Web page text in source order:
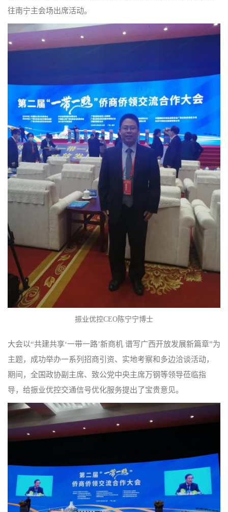
往南宁主会场出席活动。
振业优控CEO陈宁宁博士
大会以“共建共享‘一带一路’新商机 谱写广西开放发展新篇章”为
主题，成功举办一系列招商引资、实地考察和多边洽谈活动，
期间，全国政协副主席、致公党中央主席万钢等领导莅临指
导，给振业优控交通信号优化服务提出了宝贵意见。